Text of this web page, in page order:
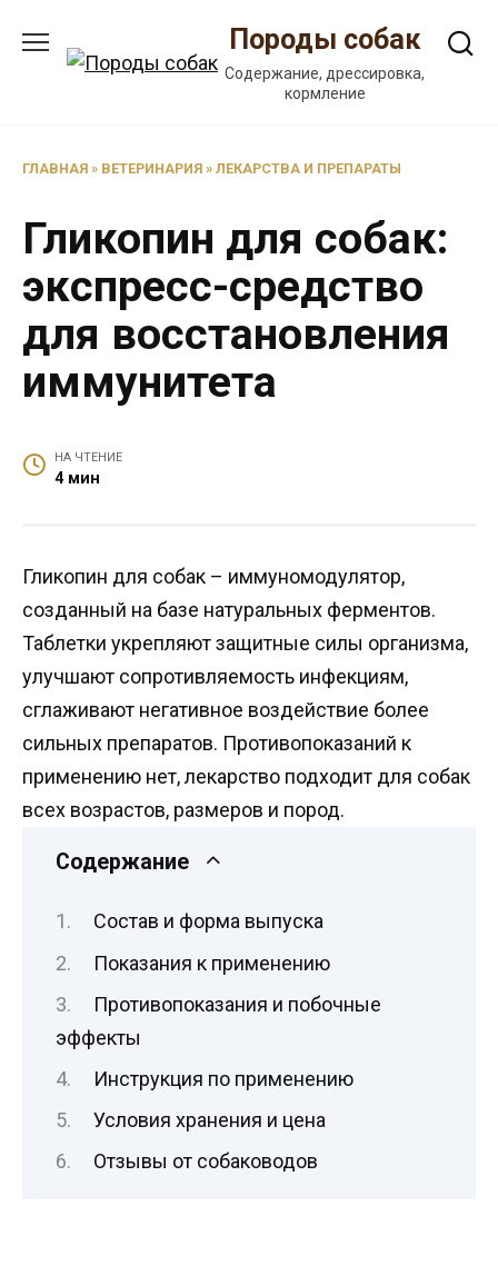
содержанию
Породы собак
Содержание, дрессировка,
кормление
ГЛАВНАЯ » ВЕТЕРИНАРИЯ » ЛЕКАРСТВА И ПРЕПАРАТЫ
Гликопин для собак:
экспресс-средство
для восстановления
иммунитета
НА ЧТЕНИЕ
4 мин
Гликопин для собак – иммуномодулятор,
созданный на базе натуральных ферментов.
Таблетки укрепляют защитные силы организма,
улучшают сопротивляемость инфекциям,
сглаживают негативное воздействие более
сильных препаратов. Противопоказаний к
применению нет, лекарство подходит для собак
всех возрастов, размеров и пород.
Содержание
Состав и форма выпуска
Показания к применению
Противопоказания и побочные
эффекты
Инструкция по применению
Условия хранения и цена
Отзывы от собаководов